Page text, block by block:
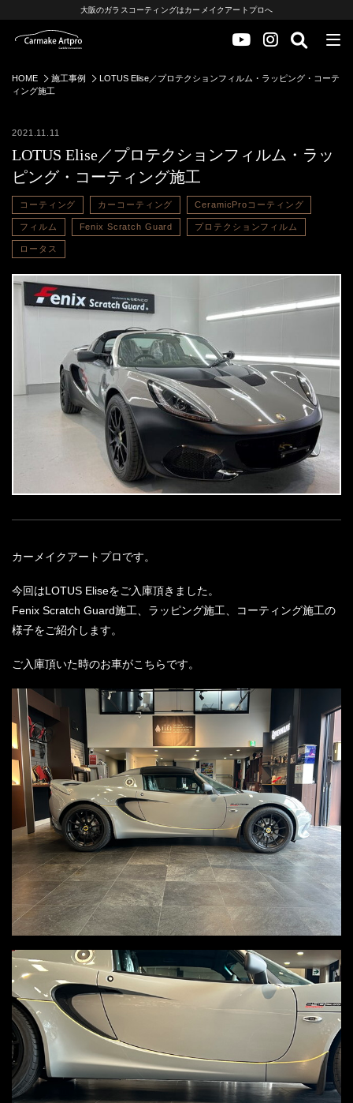
大阪のガラスコーティングはカーメイクアートプロへ
HOME 施工事例
LOTUS Elise／プロテクションフィルム・ラッピング・コーテ
ィング施工
2021.11.11
LOTUS Elise／プロテクションフィルム・ラッ
ピング・コーティング施工
コーティング カーコーティング CeramicProコーティング
フィルム Fenix Scratch Guard プロテクションフィルム
ロータス
カーメイクアートプロです。
今回はLOTUS Eliseをご入庫頂きました。
Fenix Scratch Guard施工、ラッピング施工、コーティング施工の
様子をご紹介します。
ご入庫頂いた時のお車がこちらです。